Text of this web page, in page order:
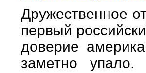
Дружественное
первый
доверие
заметно